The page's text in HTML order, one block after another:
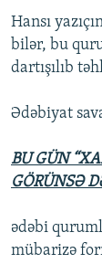
Hansı
bilər, bu
dartışılıb
Ədəbiyat
BU GÜN
GÖRÜNSƏ
ədəbi
mübarizə